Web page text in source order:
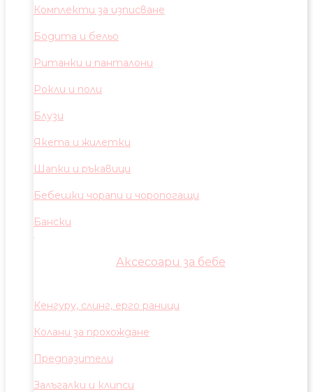
Комплекти за изписване
Бодита и бельо
Ританки и панталони
Рокли и поли
Блузи
Якета и жилетки
Шапки и ръкавици
Бебешки чорапи и чоропогащи
Бански
Аксесоари за бебе
Кенгуру, слинг, ерго раници
Колани за прохождане
Предпазители
Залъгалки и клипси